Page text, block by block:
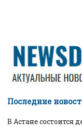
Последние
В Астане состоится